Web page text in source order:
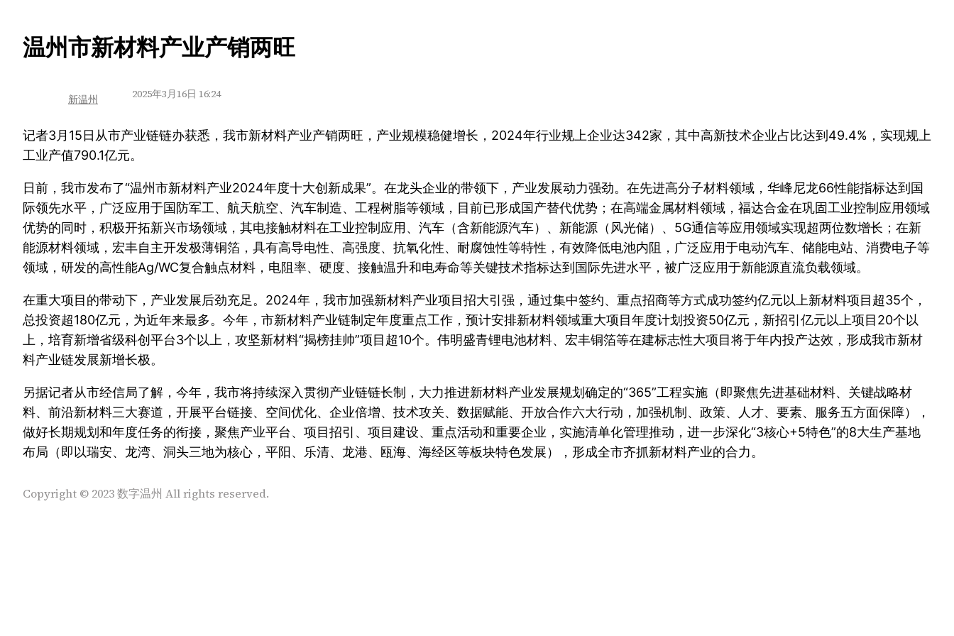
温州市新材料产业产销两旺
新温州 2025年3月16日 16:24
记者3月15日从市产业链链办获悉，我市新材料产业产销两旺，产业规模稳健增长，2024年行业规上企业达342家，其中高新技术企业占比达到49.4%，实现规上
工业产值790.1亿元。
日前，我市发布了“温州市新材料产业2024年度十大创新成果”。在龙头企业的带领下，产业发展动力强劲。在先进高分子材料领域，华峰尼龙66性能指标达到国
际领先水平，广泛应用于国防军工、航天航空、汽车制造、工程树脂等领域，目前已形成国产替代优势；在高端金属材料领域，福达合金在巩固工业控制应用领域
优势的同时，积极开拓新兴市场领域，其电接触材料在工业控制应用、汽车（含新能源汽车）、新能源（风光储）、5G通信等应用领域实现超两位数增长；在新
能源材料领域，宏丰自主开发极薄铜箔，具有高导电性、高强度、抗氧化性、耐腐蚀性等特性，有效降低电池内阻，广泛应用于电动汽车、储能电站、消费电子等
领域，研发的高性能Ag/WC复合触点材料，电阻率、硬度、接触温升和电寿命等关键技术指标达到国际先进水平，被广泛应用于新能源直流负载领域。
在重大项目的带动下，产业发展后劲充足。2024年，我市加强新材料产业项目招大引强，通过集中签约、重点招商等方式成功签约亿元以上新材料项目超35个，
总投资超180亿元，为近年来最多。今年，市新材料产业链制定年度重点工作，预计安排新材料领域重大项目年度计划投资50亿元，新招引亿元以上项目20个以
上，培育新增省级科创平台3个以上，攻坚新材料“揭榜挂帅”项目超10个。伟明盛青锂电池材料、宏丰铜箔等在建标志性大项目将于年内投产达效，形成我市新材
料产业链发展新增长极。
另据记者从市经信局了解，今年，我市将持续深入贯彻产业链链长制，大力推进新材料产业发展规划确定的“365”工程实施（即聚焦先进基础材料、关键战略材
料、前沿新材料三大赛道，开展平台链接、空间优化、企业倍增、技术攻关、数据赋能、开放合作六大行动，加强机制、政策、人才、要素、服务五方面保障），
做好长期规划和年度任务的衔接，聚焦产业平台、项目招引、项目建设、重点活动和重要企业，实施清单化管理推动，进一步深化“3核心+5特色”的8大生产基地
布局（即以瑞安、龙湾、洞头三地为核心，平阳、乐清、龙港、瓯海、海经区等板块特色发展），形成全市齐抓新材料产业的合力。
Copyright © 2023 数字温州 All rights reserved.